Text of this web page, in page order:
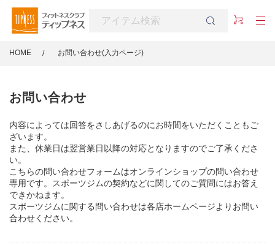
HOME お問い合わせ(入力ページ)
お問い合わせ
内容によっては回答をさしあげるのにお時間をいただくこともご
ざいます。
また、休業日は翌営業日以降の対応となりますのでご了承くださ
い。
こちらの問い合わせフォームはオンラインショップの問い合わせ
専用です。スポーツジムの契約などに関してのご質問にはお答え
できかねます。
スポーツジムに関する問い合わせは各店ホームページよりお問い
合わせください。